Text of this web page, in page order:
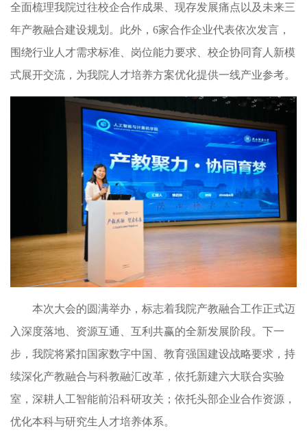
全面梳理我院过往校企合作成果、现存发展痛点以及未来三
年产教融合建设规划。此外， 6家合作企业代表依次发言，
围绕行业人才需求标准、岗位能力要求、校企协同育人新模
式展开交流，为我院人才培养方案优化提供一线产业参考。
本次大会的圆满举办，标志着我院产教融合工作正式迈
入深度落地、资源互通、互利共赢的全新发展阶段。下一
步，我院将紧扣国家数字中国、教育强国建设战略要求，持
续深化产教融合与科教融汇改革，依托新建六大联合实验
室，深耕人工智能前沿科研攻关；依托头部企业合作资源，
优化本科与研究生人才培养体系。